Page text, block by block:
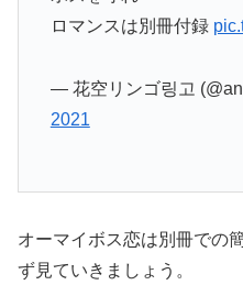
ロマンスは別冊付録
— 花空リンゴ링고
2021
オーマイボス恋は別冊での
ず見ていきましょう。